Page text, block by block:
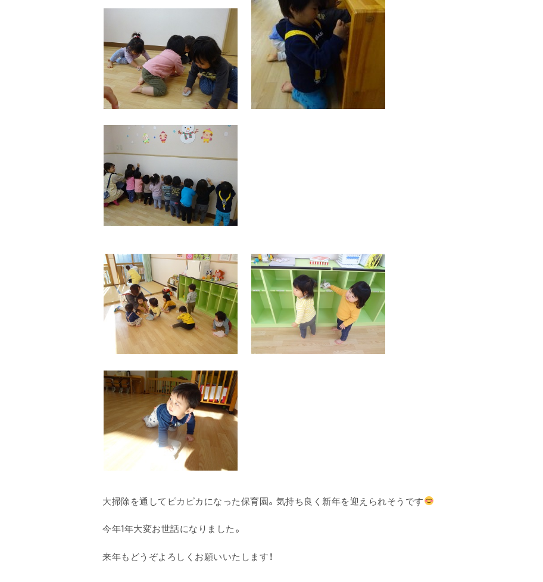
大掃除を通してピカピカになった保育園。気持ち良く新年を迎えられそうです
今年1年大変お世話になりました。
来年もどうぞよろしくお願いいたします！